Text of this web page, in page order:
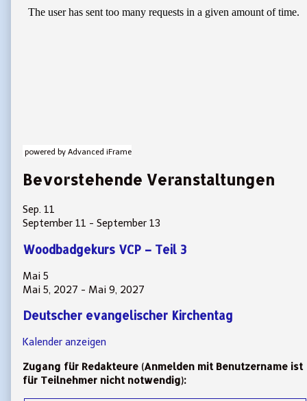
powered by Advanced iFrame
Bevorstehende Veranstaltungen
Sep. 11
September 11 - September 13
Woodbadgekurs VCP – Teil 3
Mai 5
Mai 5, 2027 - Mai 9, 2027
Deutscher evangelischer Kirchentag
Kalender anzeigen
Zugang für Redakteure (Anmelden mit Benutzername ist
für Teilnehmer nicht notwendig):